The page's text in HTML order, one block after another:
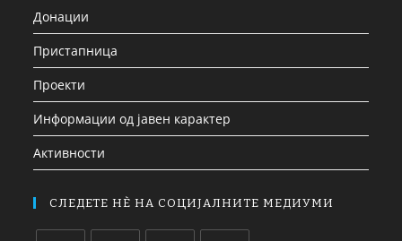
Донации
Пристапница
Проекти
Информации од јавен карактер
Активности
СЛЕДЕТЕ НЀ НА СОЦИЈАЛНИТЕ МЕДИУМИ